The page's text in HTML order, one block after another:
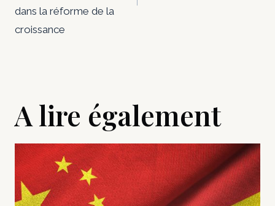
dans la réforme de la
croissance
A lire également